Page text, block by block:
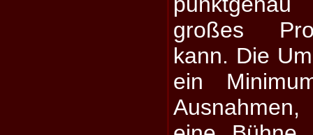
großes
kann. Die
ein